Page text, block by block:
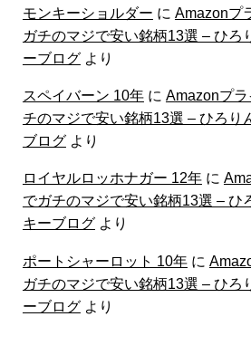
モンキーショルダー に Amazonプ
ガチのマジで安い銘柄13選 – ひろ
ーブログより
スペイバーン 10年に Amazonプ
チのマジで安い銘柄13選 – ひろり
ブログより
ロイヤルロッホナガー 12年に
でガチのマジで安い銘柄13選 – ひ
キーブログより
ポートシャーロット 10年に
ガチのマジで安い銘柄13選 – ひろ
ーブログより